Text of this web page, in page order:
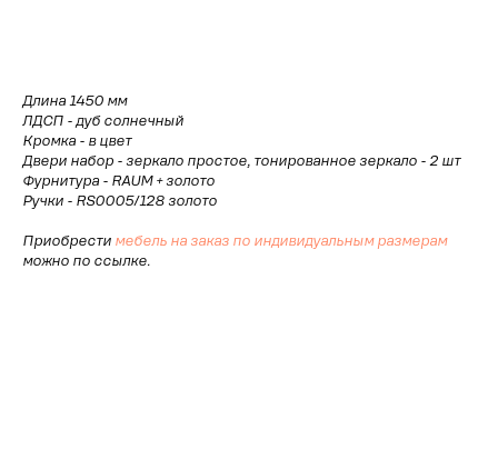
Длина 1450 мм
ЛДСП - дуб солнечный
Кромка - в цвет
Двери набор - зеркало простое, тонированное зеркало - 2 шт
Фурнитура - RAUM + золото
Ручки - RS0005/128 золото
Приобрести мебель на заказ по индивидуальным размерам
можно по ссылке.